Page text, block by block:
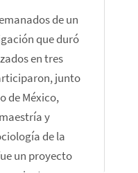
de un
que duró
en tres
junto
de México,
y
de la
un proyecto